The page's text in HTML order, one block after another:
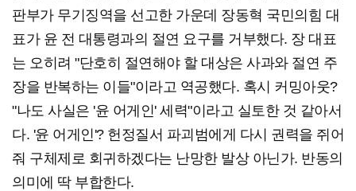
판부가 무기징역을 선고한 가운데 장동혁 국민의힘 대
표가 윤 전 대통령과의 절연 요구를 거부했다. 장 대표
는 오히려 "단호히 절연해야 할 대상은 사과와 절연 주
장을 반복하는 이들"이라고 역공했다. 혹시 커밍아웃?
"나도 사실은 '윤 어게인' 세력"이라고 실토한 것 같아서
다. '윤 어게인'? 헌정질서 파괴범에게 다시 권력을 쥐어
줘 구체제로 회귀하겠다는 난망한 발상 아닌가. 반동의
의미에 딱 부합한다.